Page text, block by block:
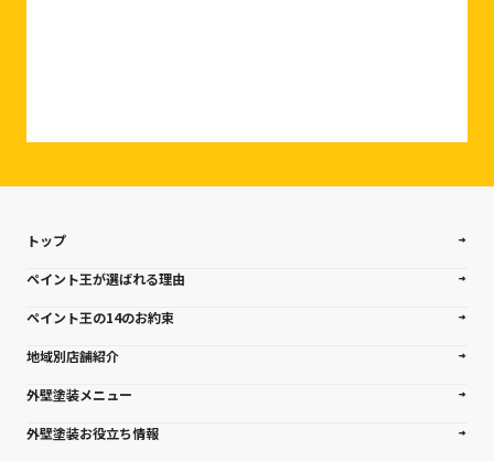
トップ
ペイント王が選ばれる理由
ペイント王の14のお約束
地域別店舗紹介
外壁塗装メニュー
外壁塗装お役立ち情報